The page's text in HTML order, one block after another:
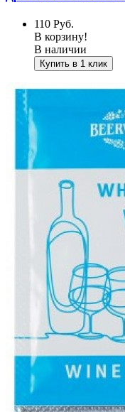
110 Руб.
В корзину!
В наличии
Купить в 1 клик